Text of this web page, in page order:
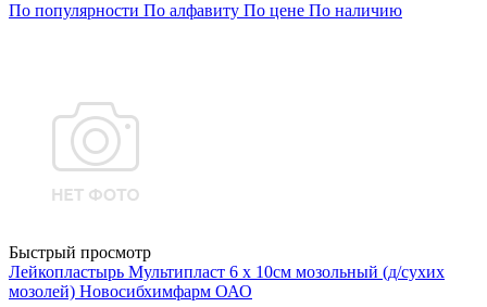
По популярности По алфавиту По цене По наличию
Быстрый просмотр
Лейкопластырь Мультипласт 6 х 10см мозольный (д/сухих
мозолей) Новосибхимфарм ОАО